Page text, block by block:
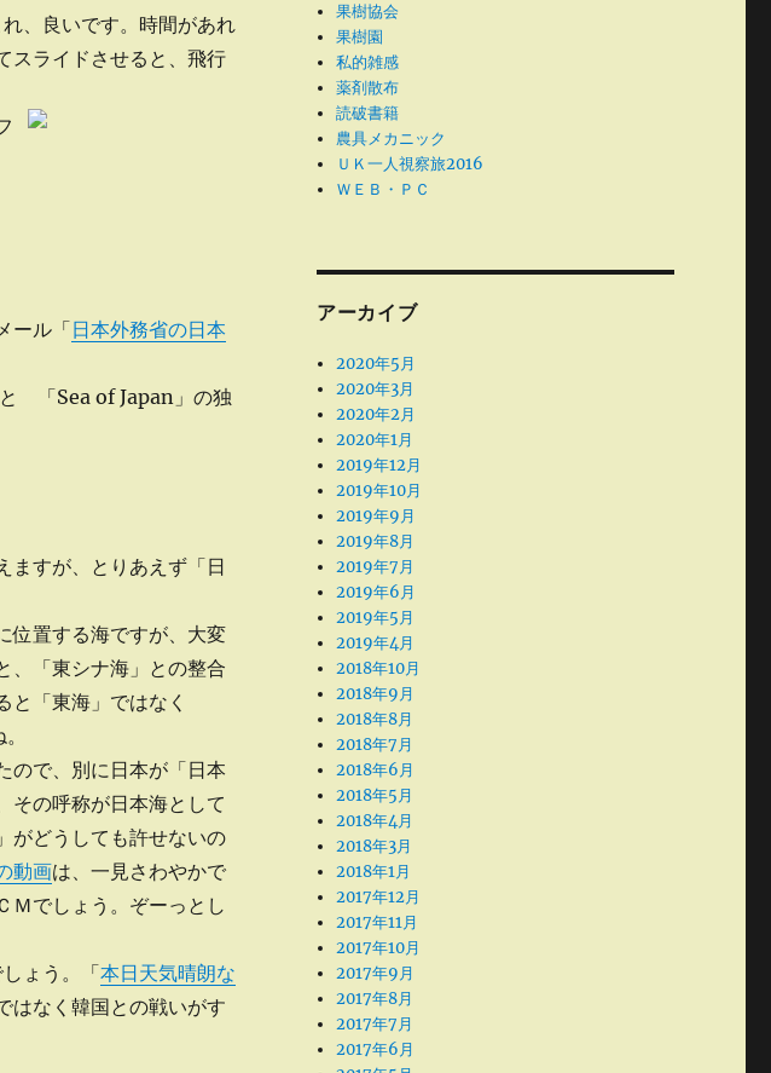
れ、良いです。時間があれ
スライドさせると、飛行
ル「日本外務省の日本
「Sea of Japan」の独
ますが、とりあえず「日
位置する海ですが、大変
、「東シナ海」との整合
と「東海」ではなく
ので、別に日本が「日本
その呼称が日本海として
がどうしても許せないの
動画は、一見さわやかで
Ｍでしょう。ぞーっとし
ょう。「本日天気晴朗な
はなく韓国との戦いがす
果樹協会
果樹園
私的雑感
薬剤散布
読破書籍
農具メカニック
ＵＫ一人視察旅2016
ＷＥＢ・ＰＣ
アーカイブ
2020年5月
2020年3月
2020年2月
2020年1月
2019年12月
2019年10月
2019年9月
2019年8月
2019年7月
2019年6月
2019年5月
2019年4月
2018年10月
2018年9月
2018年8月
2018年7月
2018年6月
2018年5月
2018年4月
2018年3月
2018年1月
2017年12月
2017年11月
2017年10月
2017年9月
2017年8月
2017年7月
2017年6月